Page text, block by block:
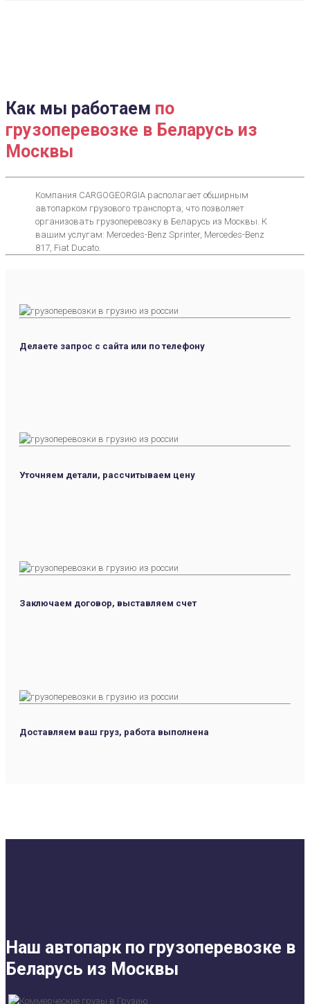
Как мы работаем по
грузоперевозке в Беларусь из
Москвы
Компания CARGOGEORGIA располагает обширным
автопарком грузового транспорта, что позволяет
организовать грузоперевозку в Беларусь из Москвы. К
вашим услугам: Mercedes-Benz Sprinter, Mercedes-Benz
817, Fiat Ducato.
Делаете запрос с сайта или по телефону
Уточняем детали, рассчитываем цену
Заключаем договор, выставляем счет
Доставляем ваш груз, работа выполнена
Наш автопарк по грузоперевозке в
Беларусь из Москвы